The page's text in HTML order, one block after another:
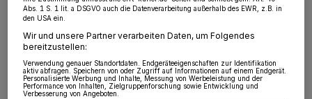
10.12.2019 , 10:28 Uhr
Abs. 1 S. 1 lit. a DSGVO auch die Datenverarbeitung außerhalb des EWR, z.B. in
den USA ein.
Wir und unsere Partner verarbeiten Daten, um Folgendes
bereitzustellen:
Verwendung genauer Standortdaten. Endgeräteeigenschaften zur Identifikation
aktiv abfragen. Speichern von oder Zugriff auf Informationen auf einem Endgerät.
Personalisierte Werbung und Inhalte, Messung von Werbeleistung und der
Performance von Inhalten, Zielgruppenforschung sowie Entwicklung und
Verbesserung von Angeboten.